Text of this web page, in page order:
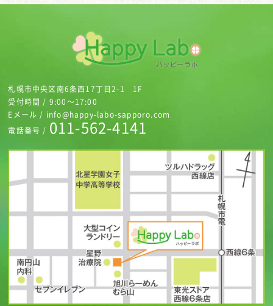
札幌市中央区南6条西17丁目2-1 1F
受付時間 / 9:00～17:00
Eメール / info@happy-labo-sapporo.com
電話番号 / 011-562-4141